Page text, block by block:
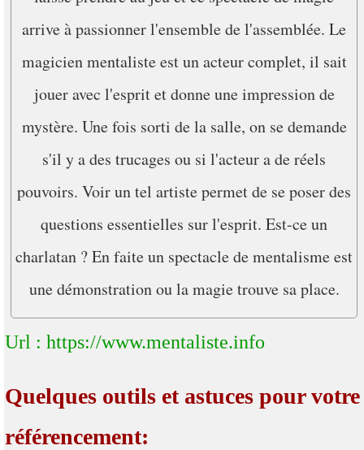
arrive à passionner l'ensemble de l'assemblée. Le
magicien mentaliste est un acteur complet, il sait
jouer avec l'esprit et donne une impression de
mystère. Une fois sorti de la salle, on se demande
s'il y a des trucages ou si l'acteur a de réels
pouvoirs. Voir un tel artiste permet de se poser des
questions essentielles sur l'esprit. Est-ce un
charlatan ? En faite un spectacle de mentalisme est
une démonstration ou la magie trouve sa place.
Url : https://www.mentaliste.info
Quelques outils et astuces pour votre
référencement: